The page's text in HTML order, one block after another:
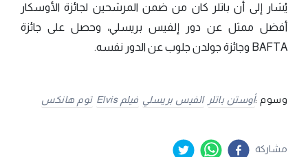
يُشار إلى أن باتلر كان من ضمن المرشحين لجائزة الأوسكار
أفضل ممثل عن دور إلفيس بريسلي، وحصل على جائزة
BAFTA وجائزة جولدن جلوب عن الدور نفسه.
وسوم :أوستن باتلر الفيس بريسلي فيلم Elvis توم هانكس
مشاركة